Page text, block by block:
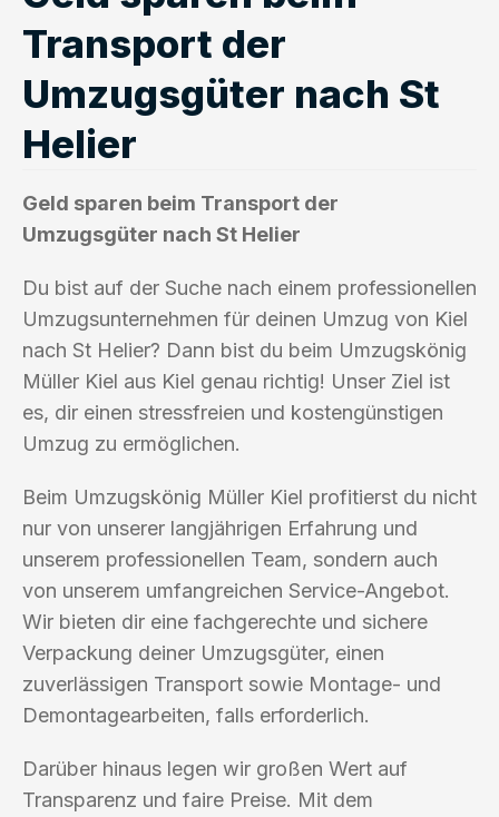
Transport der
Umzugsgüter nach St
Helier
Geld sparen beim Transport der
Umzugsgüter nach St Helier
Du bist auf der Suche nach einem professionellen
Umzugsunternehmen für deinen Umzug von Kiel
nach St Helier? Dann bist du beim Umzugskönig
Müller Kiel aus Kiel genau richtig! Unser Ziel ist
es, dir einen stressfreien und kostengünstigen
Umzug zu ermöglichen.
Beim Umzugskönig Müller Kiel profitierst du nicht
nur von unserer langjährigen Erfahrung und
unserem professionellen Team, sondern auch
von unserem umfangreichen Service-Angebot.
Wir bieten dir eine fachgerechte und sichere
Verpackung deiner Umzugsgüter, einen
zuverlässigen Transport sowie Montage- und
Demontagearbeiten, falls erforderlich.
Darüber hinaus legen wir großen Wert auf
Transparenz und faire Preise. Mit dem